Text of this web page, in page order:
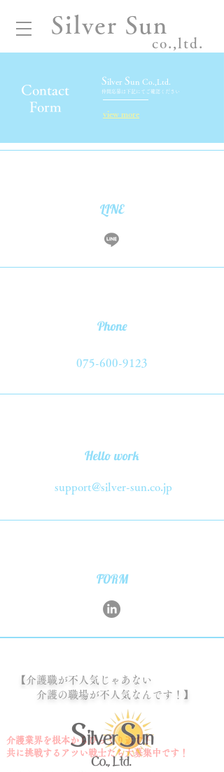
Silver Sun
co.,ltd.
Contact
Form
Silver Sun Co.,Ltd.
仲間応募は下記にてご確認ください
view more
​LINE
Phone
075-600-9123
Hello work
support@silver-sun.co.jp
FORM
【介護職が不人気じゃあない
​ 介護の職場が不人気なんです！】
介護業界を根本からひっくり返す！
共に挑戦するアツい戦士たち大募集中です！